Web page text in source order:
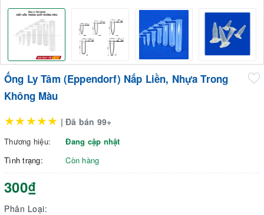
Ống Ly Tâm (Eppendorf) Nắp Liền, Nhựa Trong
Không Màu
★★★★★ | Đã bán 99+
Thương hiệu:
Đang cập nhật
Tình trạng:
Còn hàng
300₫
Phân Loại: